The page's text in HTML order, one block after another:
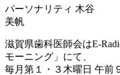
パーソナリティ 木谷
美帆
滋賀県歯科医師会はE-
モーニング」にて、
毎月第１・３木曜日 午前